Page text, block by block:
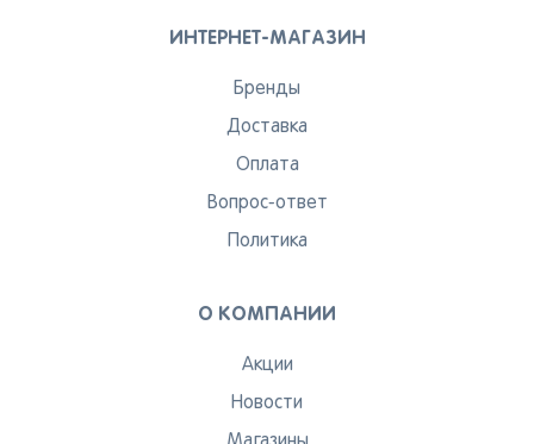
ИНТЕРНЕТ-МАГАЗИН
Бренды
Доставка
Оплата
Вопрос-ответ
Политика
О КОМПАНИИ
Акции
Новости